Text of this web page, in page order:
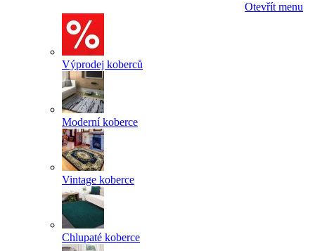
Otevřít menu
Výprodej koberců
Moderní koberce
Vintage koberce
Chlupaté koberce